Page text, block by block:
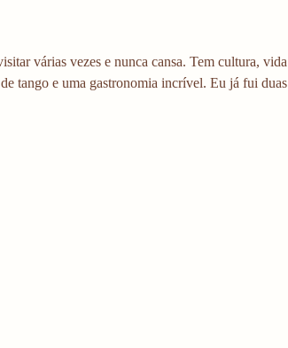
várias vezes e nunca cansa. Tem cultura, vida
tango e uma gastronomia incrível. Eu já fui duas